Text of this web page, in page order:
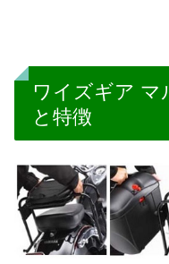
ワイズギア マ
と特徴